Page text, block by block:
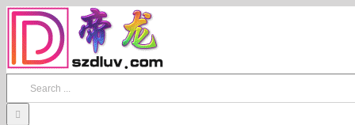
Skip
content